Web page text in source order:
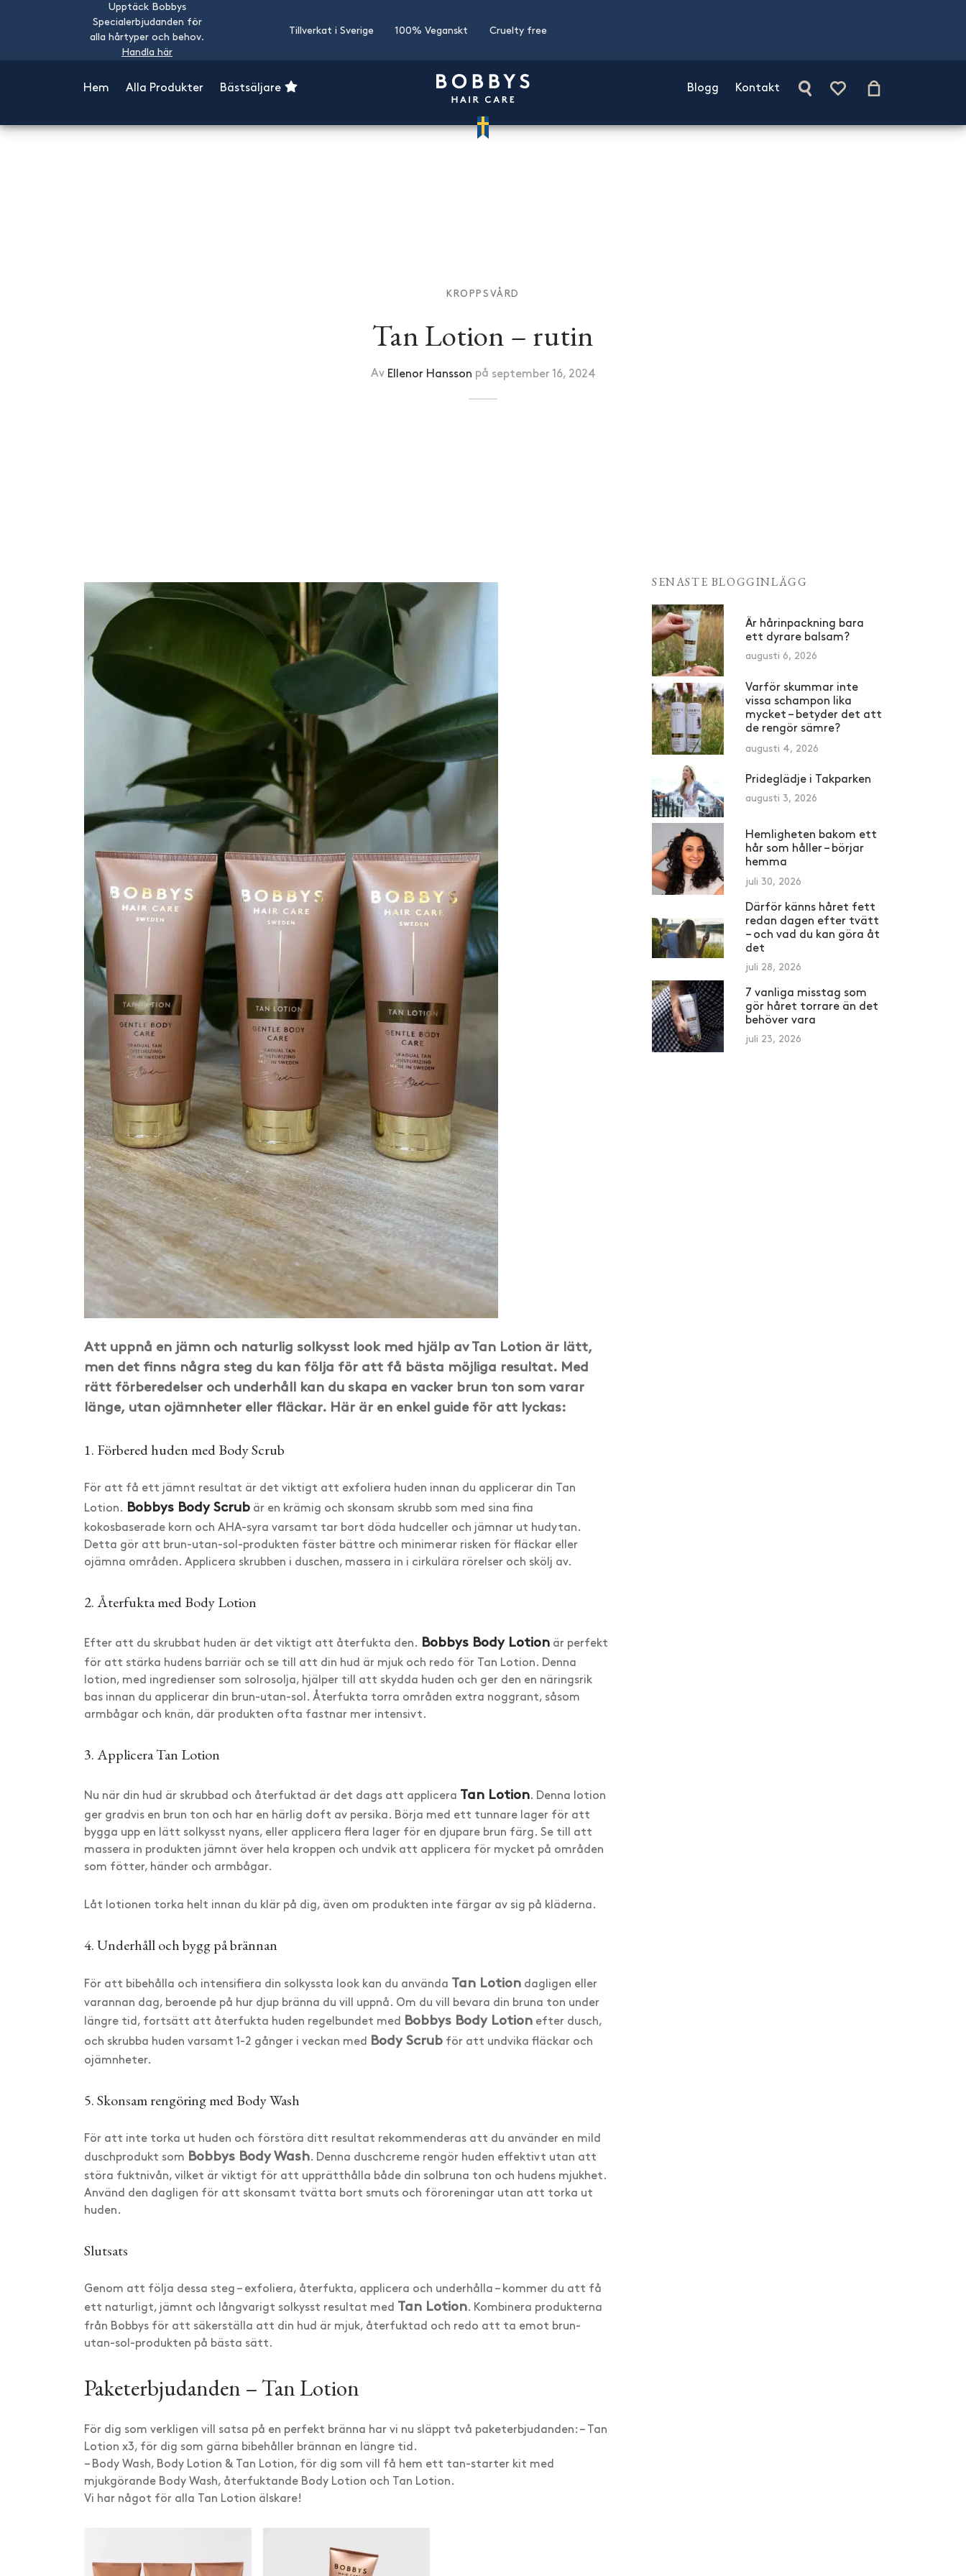
Upptäck Bobbys
Specialerbjudanden för
alla hårtyper och behov.
Handla här
Tillverkat i Sverige 100% Veganskt Cruelty free
Hem Alla Produkter Bästsäljare Blogg Kontakt
KROPPSVÅRD
Tan Lotion – rutin
Av Ellenor Hansson på september 16, 2024
Att uppnå en jämn och naturlig solkysst look med hjälp av Tan Lotion är lätt,
men det finns några steg du kan följa för att få bästa möjliga resultat. Med
rätt förberedelser och underhåll kan du skapa en vacker brun ton som varar
länge, utan ojämnheter eller fläckar. Här är en enkel guide för att lyckas:
1. Förbered huden med Body Scrub
För att få ett jämnt resultat är det viktigt att exfoliera huden innan du applicerar din Tan
Lotion.
Bobbys Body Scrub är en krämig och skonsam skrubb som med sina fina
kokosbaserade korn och AHA-syra varsamt tar bort döda hudceller och jämnar ut hudytan.
Detta gör att brun-utan-sol-produkten fäster bättre och minimerar risken för fläckar eller
ojämna områden. Applicera skrubben i duschen, massera in i cirkulära rörelser och skölj av.
2. Återfukta med Body Lotion
Efter att du skrubbat huden är det viktigt att återfukta den. Bobbys Body Lotion är perfekt
för att stärka hudens barriär och se till att din hud är mjuk och redo för Tan Lotion. Denna
lotion, med ingredienser som solrosolja, hjälper till att skydda huden och ger den en näringsrik
bas innan du applicerar din brun-utan-sol. Återfukta torra områden extra noggrant, såsom
armbågar och knän, där produkten ofta fastnar mer intensivt.
3. Applicera Tan Lotion
Nu när din hud är skrubbad och återfuktad är det dags att applicera Tan Lotion. Denna lotion
ger gradvis en brun ton och har en härlig doft av persika. Börja med ett tunnare lager för att
bygga upp en lätt solkysst nyans, eller applicera flera lager för en djupare brun färg. Se till att
massera in produkten jämnt över hela kroppen och undvik att applicera för mycket på områden
som fötter, händer och armbågar.
Låt lotionen torka helt innan du klär på dig, även om produkten inte färgar av sig på kläderna.
4. Underhåll och bygg på brännan
För att bibehålla och intensifiera din solkyssta look kan du använda Tan Lotion dagligen eller
varannan dag, beroende på hur djup bränna du vill uppnå. Om du vill bevara din bruna ton under
längre tid, fortsätt att återfukta huden regelbundet med Bobbys Body Lotion efter dusch,
och skrubba huden varsamt 1-2 gånger i veckan med Body Scrub för att undvika fläckar och
ojämnheter.
5. Skonsam rengöring med Body Wash
För att inte torka ut huden och förstöra ditt resultat rekommenderas att du använder en mild
duschprodukt som Bobbys Body Wash. Denna duschcreme rengör huden effektivt utan att
störa fuktnivån, vilket är viktigt för att upprätthålla både din solbruna ton och hudens mjukhet.
Använd den dagligen för att skonsamt tvätta bort smuts och föroreningar utan att torka ut
huden.
Slutsats
Genom att följa dessa steg – exfoliera, återfukta, applicera och underhålla – kommer du att få
ett naturligt, jämnt och långvarigt solkysst resultat med Tan Lotion. Kombinera produkterna
från Bobbys för att säkerställa att din hud är mjuk, återfuktad och redo att ta emot brun-
utan-sol-produkten på bästa sätt.
Paketerbjudanden – Tan Lotion
För dig som verkligen vill satsa på en perfekt bränna har vi nu släppt två paketerbjudanden: – Tan
Lotion x3, för dig som gärna bibehåller brännan en längre tid.
– Body Wash, Body Lotion & Tan Lotion, för dig som vill få hem ett tan-starter kit med
mjukgörande Body Wash, återfuktande Body Lotion och Tan Lotion.
Vi har något för alla Tan Lotion älskare!
SENASTE BLOGGINLÄGG
Är hårinpackning bara
ett dyrare balsam?
augusti 6, 2026
Varför skummar inte
vissa schampon lika
mycket – betyder det att
de rengör sämre?
augusti 4, 2026
Prideglädje i Takparken
augusti 3, 2026
Hemligheten bakom ett
hår som håller – börjar
hemma
juli 30, 2026
Därför känns håret fett
redan dagen efter tvätt
– och vad du kan göra åt
det
juli 28, 2026
7 vanliga misstag som
gör håret torrare än det
behöver vara
juli 23, 2026